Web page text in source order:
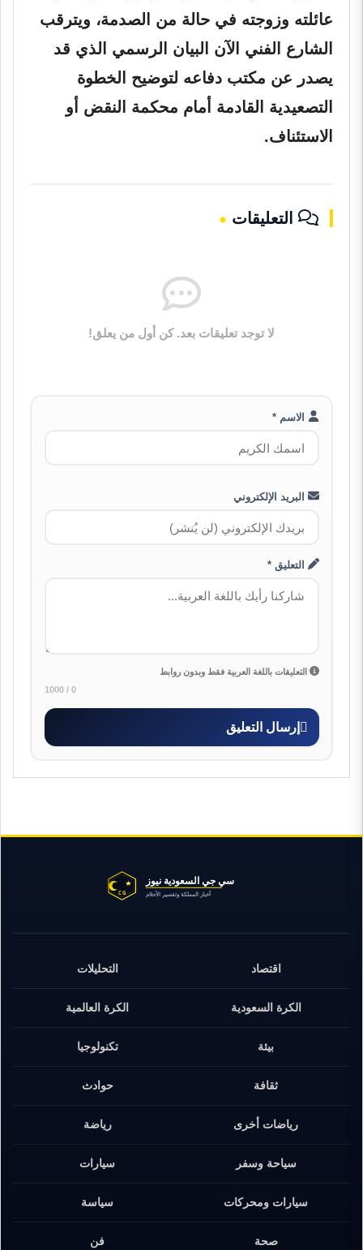
عائلته وزوجته في حالة من الصدمة، ويترقب
الشارع الفني الآن البيان الرسمي الذي قد
يصدر عن مكتب دفاعه لتوضيح الخطوة
التصعيدية القادمة أمام محكمة النقض أو
الاستئناف.
التعليقات
لا توجد تعليقات بعد. كن أول من يعلق!
الاسم *
البريد الإلكتروني
التعليق *
التعليقات باللغة العربية فقط وبدون روابط
0 / 1000
إرسال التعليق
اقتصاد التحليلات
الكرة السعودية الكرة العالمية
بيئة تكنولوجيا
ثقافة حوادث
رياضات أخرى رياضة
سياحة وسفر سيارات
سيارات ومحركات سياسة
صحة فن